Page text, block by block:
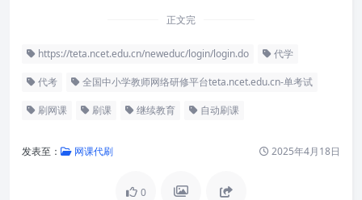
正文完
https://teta.ncet.edu.cn/neweduc/login/login.do 代学
代考 全国中小学教师网络研修平台teta.ncet.edu.cn-单考试
刷网课 刷课 继续教育 自动刷课
发表至： 网课代刷 2025年4月18日
0